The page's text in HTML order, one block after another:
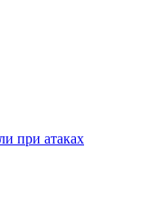
при атаках